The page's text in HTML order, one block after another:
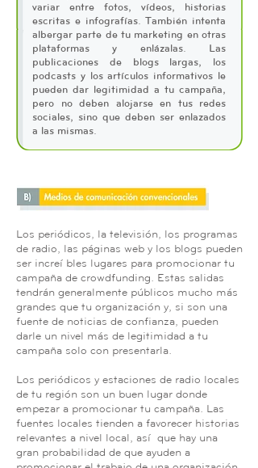
variar entre fotos, vídeos, historias
escritas e infografías. También intenta
albergar parte de tu marketing en otras
plataformas y enlázalas. Las
publicaciones de blogs largas, los
podcasts y los artículos informativos le
pueden dar legitimidad a tu campaña,
pero no deben alojarse en tus redes
sociales, sino que deben ser enlazados
a las mismas.
Los periódicos, la televisión, los programas
de radio, las páginas web y los blogs pueden
ser increíbles lugares para promocionar tu
campaña de crowdfunding. Estas salidas
tendrán generalmente públicos mucho más
grandes que tu organización y, si son una
fuente de noticias de confianza, pueden
darle un nivel más de legitimidad a tu
campaña solo con presentarla.
Los periódicos y estaciones de radio locales
de tu región son un buen lugar donde
empezar a promocionar tu campaña. Las
fuentes locales tienden a favorecer historias
relevantes a nivel local, así que hay una
gran probabilidad de que ayuden a